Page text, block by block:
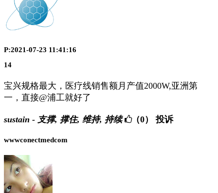
P:2021-07-23 11:41:16
14
宝兴规格最大，医疗线销售额月产值2000W,亚洲第
一，直接@浦工就好了
sustain - 支撑, 撑住, 维持, 持续 （0） 投诉
wwwconectmedcom